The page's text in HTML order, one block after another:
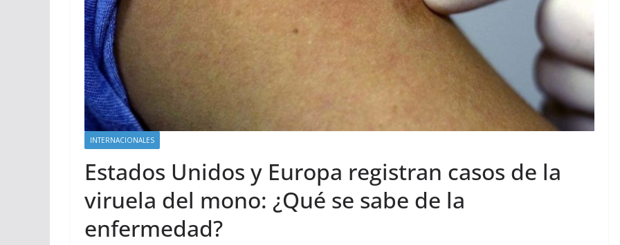
INTERNACIONALES
Estados Unidos y Europa registran casos de la
viruela del mono: ¿Qué se sabe de la
enfermedad?